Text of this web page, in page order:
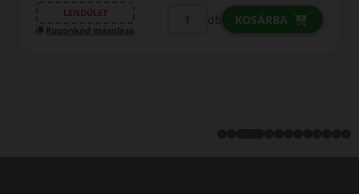
LENDÜLET
Kuponkód másolása
db KOSÁRBA